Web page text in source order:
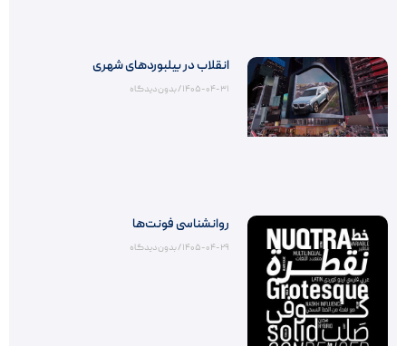
انقلاب در بیلبوردهای شهری
۱۴۰۵-۰۴-۳۱ بدون دیدگاه
روانشناسی فونت‌ها
۱۴۰۵-۰۴-۲۹ بدون دیدگاه